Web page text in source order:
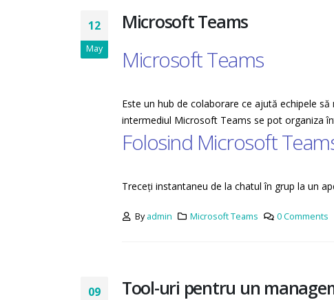
12
May
Microsoft Teams
Microsoft Teams
Este un hub de colaborare ce ajută echipele
intermediul Microsoft Teams se pot organiza
Folosind Microsoft
Treceți instantaneu de la chatul în grup la un
Byadmin Microsoft Teams 0 Comments
09 Tool-uri pentru un